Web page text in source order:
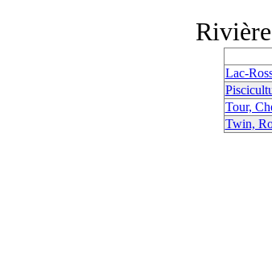
Lac-
Tour,
Twin,